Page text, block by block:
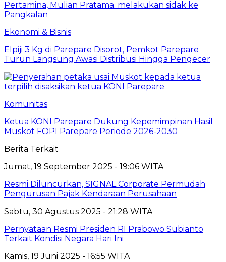
Ekonomi & Bisnis
Elpiji 3 Kg di Parepare Disorot, Pemkot Parepare
Turun Langsung Awasi Distribusi Hingga Pengecer
Komunitas
Ketua KONI Parepare Dukung Kepemimpinan Hasil
Muskot FOPI Parepare Periode 2026-2030
Berita Terkait
Jumat, 19 September 2025 - 19:06 WITA
Resmi Diluncurkan, SIGNAL Corporate Permudah
Pengurusan Pajak Kendaraan Perusahaan
Sabtu, 30 Agustus 2025 - 21:28 WITA
Pernyataan Resmi Presiden RI Prabowo Subianto
Terkait Kondisi Negara Hari Ini
Kamis, 19 Juni 2025 - 16:55 WITA